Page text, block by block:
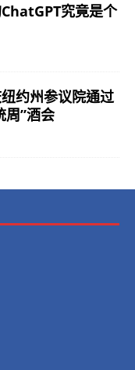
ChatGPT究竟是个
纽约州参议院通过
周”酒会